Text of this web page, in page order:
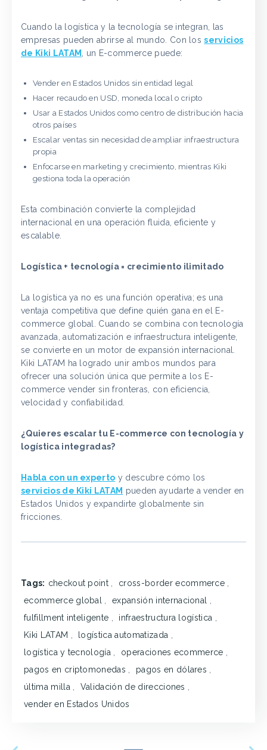
Cuando la logística y la tecnología se integran, las
empresas pueden abrirse al mundo. Con losservicios
de Kiki LATAM , un E-commerce puede:
Vender en Estados Unidos sin entidad legal
Hacer recaudo en USD, moneda local o cripto
Usar a Estados Unidos como centro de distribución hacia
otros países
Escalar ventas sin necesidad de ampliar infraestructura
propia
Enfocarse en marketing y crecimiento, mientras Kiki
gestiona toda la operación
Esta combinación convierte la complejidad
internacional en una operación fluida, eficiente y
escalable.
Logística + tecnología = crecimiento ilimitado
La logística ya no es una función operativa; es una
ventaja competitiva que define quién gana en el E-
commerce global. Cuando se combina con tecnología
avanzada, automatización e infraestructura inteligente,
se convierte en un motor de expansión internacional.
Kiki LATAM ha logrado unir ambos mundos para
ofrecer una solución única que permite a los E-
commerce vender sin fronteras, con eficiencia,
velocidad y confiabilidad.
¿Quieres escalar tu E-commerce con tecnología y
logística integradas?
Habla con un experto y descubre cómo los
servicios de Kiki LATAM pueden ayudarte a vender en
Estados Unidos y expandirte globalmente sin
fricciones.
Tags: checkout point , cross-border ecommerce ,
ecommerce global , expansión internacional ,
fulfillment inteligente , infraestructura logística ,
Kiki LATAM , logística automatizada ,
logística y tecnología , operaciones ecommerce ,
pagos en criptomonedas , pagos en dólares ,
última milla, Validación de direcciones ,
vender en Estados Unidos